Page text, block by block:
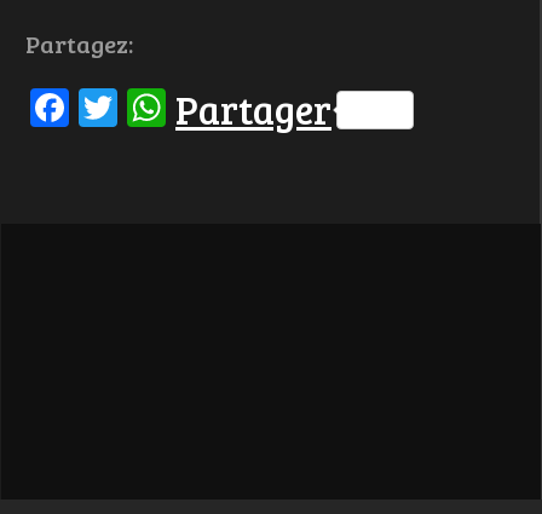
Partagez:
Facebook
Twitter
WhatsApp
Partager